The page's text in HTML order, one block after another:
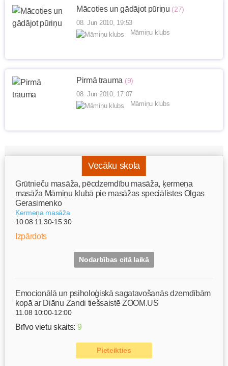
Mācoties un gādājot pūriņu (27)
08. Jun 2010, 19:53
Māmiņu klubs
Pirmā trauma (9)
08. Jun 2010, 17:07
Māmiņu klubs
Vecāku skola
Grūtnieču masāža, pēcdzemdību masāža, ķermeņa
masāža Māmiņu klubā pie masāžas speciālistes Olgas
Gerasimenko
Ķermeņa masāža
10.08 11:30-15:30
Izpārdots
Nodarbības citā laikā
Emocionālā un psiholoģiskā sagatavošanās dzemdībām
kopā ar Diānu Zandi tiešsaistē ZOOM.US
11.08 10:00-12:00
Brīvo vietu skaits: 9
Pieteikties